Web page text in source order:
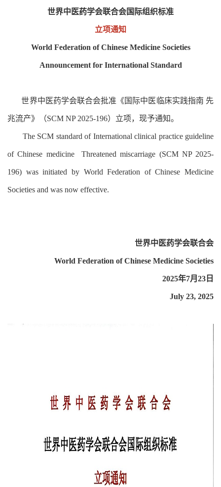
世界中医药学会联合会国际组织标准
立项通知
World Federation of Chinese Medicine Societies
Announcement for International Standard
世界中医药学会联合会批准《国际中医临床实践指南 先
兆流产》（SCM NP 2025-196）立项，现予通知。
The SCM standard of International clinical practice guideline
of Chinese medicine Threatened miscarriage (SCM NP 2025-
196) was initiated by World Federation of Chinese Medicine
Societies and was now effective.
世界中医药学会联合会
World Federation of Chinese Medicine Societies
2025年7月23日
July 23, 2025